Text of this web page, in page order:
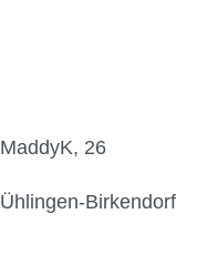
MaddyK, 26
Ühlingen-Birkendorf